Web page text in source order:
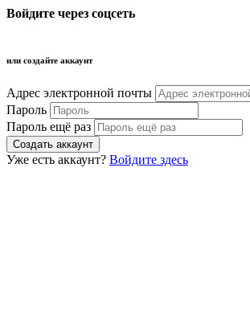
Войдите через соцсеть
или создайте аккаунт
Адрес электронной почты
Пароль
Пароль ещё раз
Уже есть аккаунт? Войдите здесь